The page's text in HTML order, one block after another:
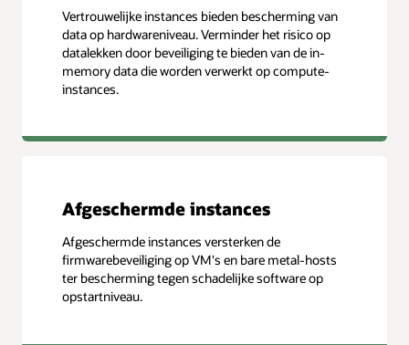
Vertrouwelijke instances bieden bescherming van
data op hardwareniveau. Verminder het risico op
datalekken door beveiliging te bieden van de in-
memory data die worden verwerkt op compute-
instances.
Afgeschermde instances
Afgeschermde instances versterken de
firmwarebeveiliging op VM's en bare metal-hosts
ter bescherming tegen schadelijke software op
opstartniveau.